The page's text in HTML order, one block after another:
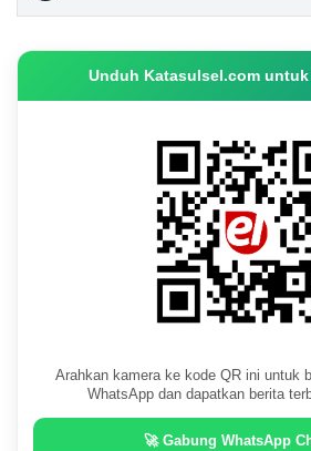
Unduh Katasulsel.com
Arahkan kamera ke kode QR ini untuk
WhatsApp dan dapatkan berita
🚀 Gabung WhatsApp